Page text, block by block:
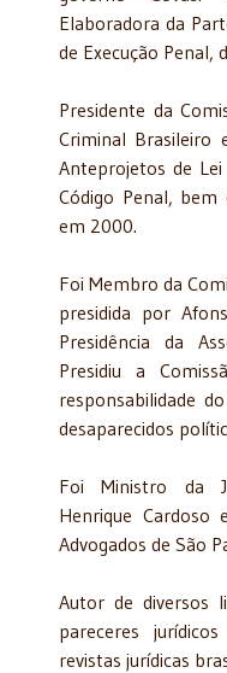
Elaboradora da
de Execução Penal,
Presidente da
Criminal Brasileiro
Anteprojetos de
Código Penal, bem
em 2000.
Foi Membro da
presidida por
Presidência da
Presidiu a
responsabilidade
desaparecidos
Foi Ministro da
Henrique Cardoso
Advogados de São
Autor de diversos
pareceres
revistas jurídicas